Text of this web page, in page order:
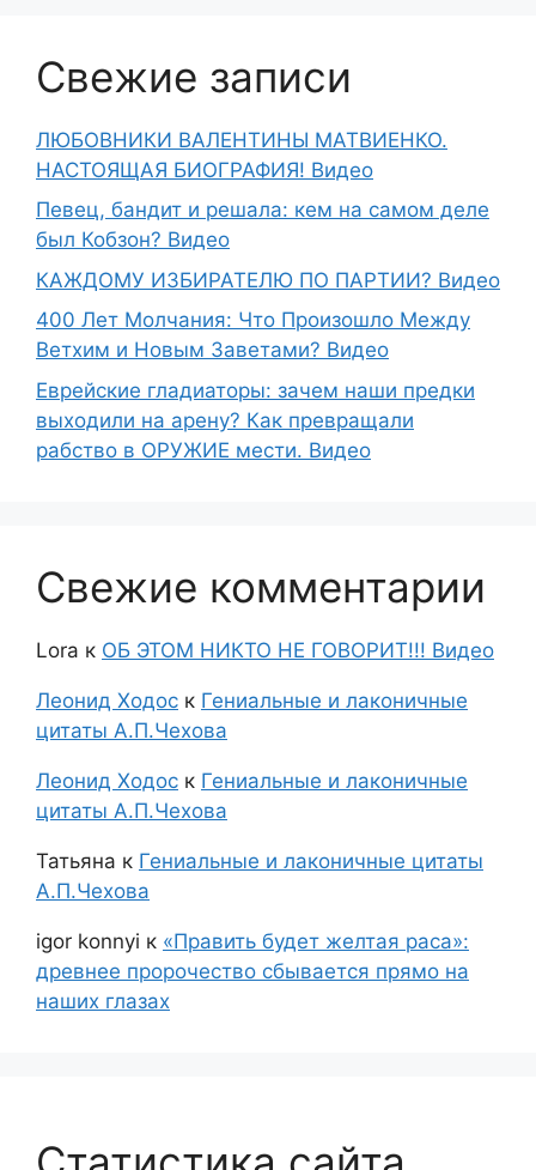
Свежие записи
ЛЮБОВНИКИ ВАЛЕНТИНЫ МАТВИЕНКО.
НАСТОЯЩАЯ БИОГРАФИЯ! Видео
Певец, бандит и решала: кем на самом деле
был Кобзон? Видео
КАЖДОМУ ИЗБИРАТЕЛЮ ПО ПАРТИИ? Видео
400 Лет Молчания: Что Произошло Между
Ветхим и Новым Заветами? Видео
Еврейские гладиаторы: зачем наши предки
выходили на арену? Как превращали
рабство в ОРУЖИЕ мести. Видео
Свежие комментарии
Lora к ОБ ЭТОМ НИКТО НЕ ГОВОРИТ!!! Видео
Леонид Ходос к Гениальные и лаконичные
цитаты А.П.Чехова
Леонид Ходос к Гениальные и лаконичные
цитаты А.П.Чехова
Татьяна к Гениальные и лаконичные цитаты
А.П.Чехова
igor konnyi к «Править будет желтая раса»:
древнее пророчество сбывается прямо на
наших глазах